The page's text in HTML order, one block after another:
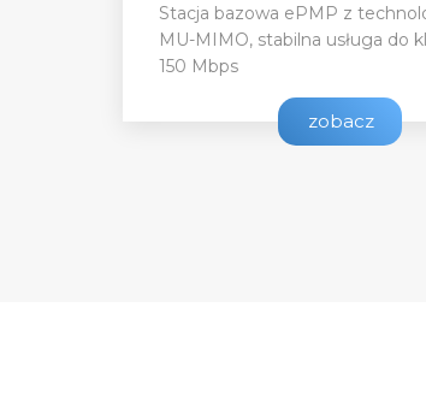
Stacja bazowa ePMP z
MU-MIMO, stabilna usługa do
150 Mbps
zobacz